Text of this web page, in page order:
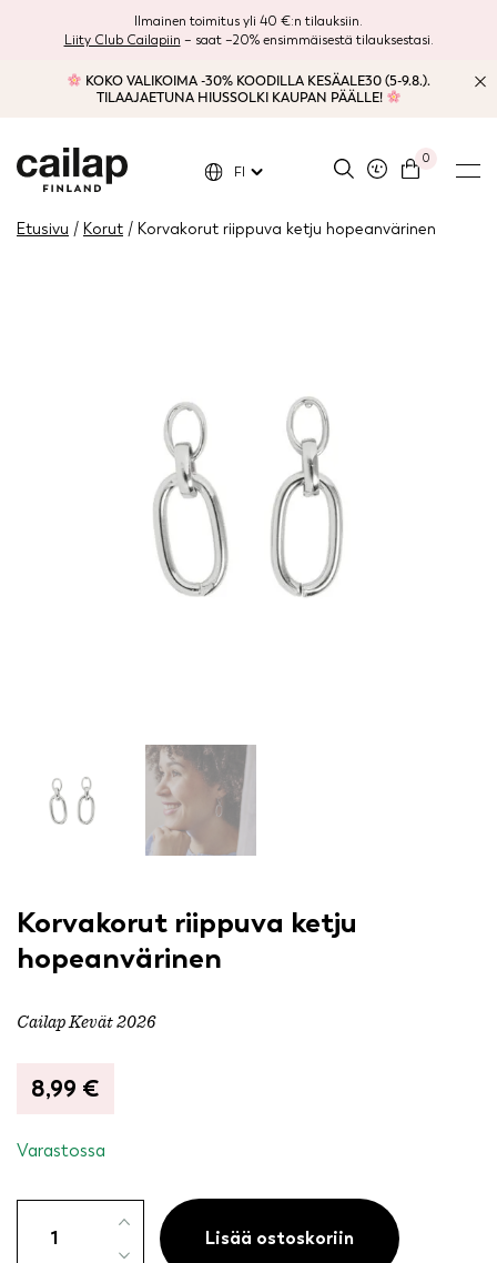
Ilmainen toimitus yli 40 €:n tilauksiin.
Liity Club Cailapiin – saat –20% ensimmäisestä tilauksestasi.
KOKO VALIKOIMA -30% KOODILLA KESÄALE30 (5-9.8.).
TILAAJAETUNA HIUSSOLKI KAUPAN PÄÄLLE!
0
FI
Etusivu / Korut / Korvakorut riippuva ketju hopeanvärinen
Korvakorut riippuva ketju
hopeanvärinen
Cailap Kevät 2026
8,99 €
Varastossa
riippuva
Lisää ostoskoriin